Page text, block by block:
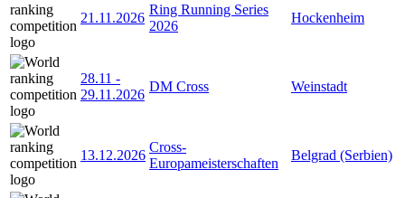
21.11.2026
Ring Running Series
2026
Hockenheim
28.11 -
29.11.2026
DM Cross Weinstadt
13.12.2026
Cross-
Europameisterschaften
Belgrad (Serbien)